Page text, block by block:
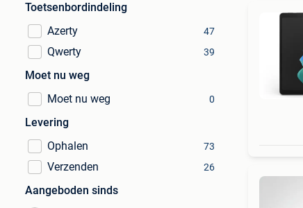
Toetsenbordindeling
Azerty
47
Qwerty 39
Moet nu weg
Moet nu weg
0
Levering
Ophalen
73
Verzenden 26
Aangeboden sinds